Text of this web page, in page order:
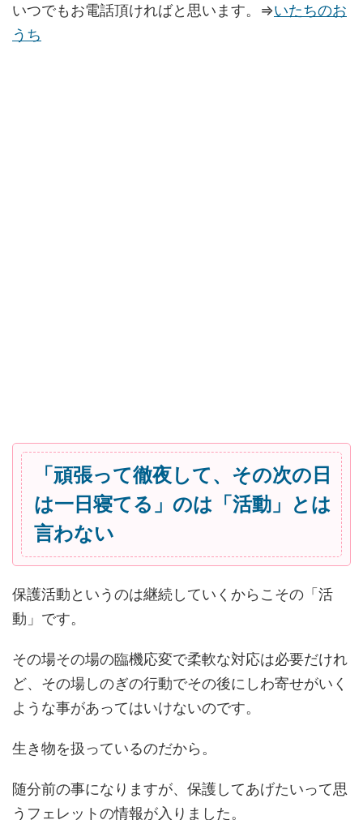
いつでもお電話頂ければと思います。⇒いたちのお
うち
「頑張って徹夜して、その次の日
は一日寝てる」のは「活動」とは
言わない
保護活動というのは継続していくからこその「活
動」です。
その場その場の臨機応変で柔軟な対応は必要だけれ
ど、その場しのぎの行動でその後にしわ寄せがいく
ような事があってはいけないのです。
生き物を扱っているのだから。
随分前の事になりますが、保護してあげたいって思
うフェレットの情報が入りました。